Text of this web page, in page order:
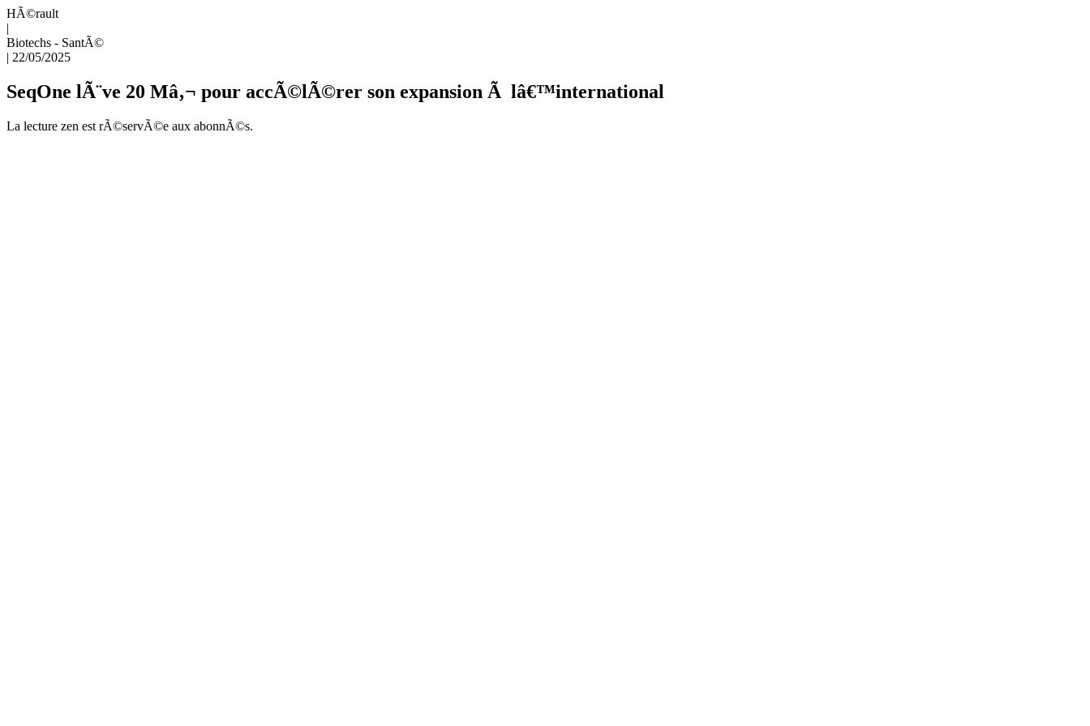
HÃ©rault
|
Biotechs - SantÃ©
| 22/05/2025
SeqOne lÃ¨ve 20 Mâ‚¬ pour accÃ©lÃ©rer son expansion Ã lâ€™international
La lecture zen est rÃ©servÃ©e aux abonnÃ©s.